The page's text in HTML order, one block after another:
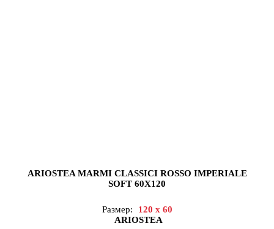
ARIOSTEA MARMI CLASSICI ROSSO IMPERIALE
SOFT 60X120
Размер:
120 x 60
ARIOSTEA